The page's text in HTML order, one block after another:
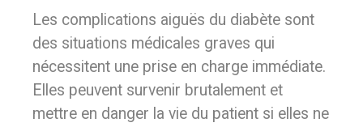
Les complications aiguës du diabète sont
des situations médicales graves qui
nécessitent une prise en charge immédiate.
Elles peuvent survenir brutalement et
mettre en danger la vie du patient si elles ne